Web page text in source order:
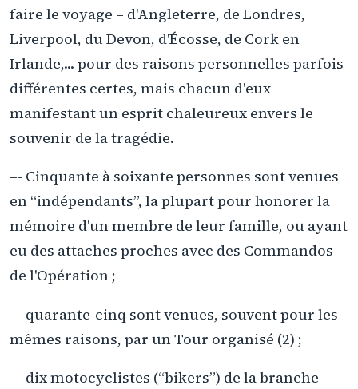
faire le voyage – d'Angleterre, de Londres,
Liverpool, du Devon, d'Écosse, de Cork en
Irlande,... pour des raisons personnelles parfois
différentes certes, mais chacun d'eux
manifestant un esprit chaleureux envers le
souvenir de la tragédie.
–- Cinquante à soixante personnes sont venues
en “indépendants”, la plupart pour honorer la
mémoire d'un membre de leur famille, ou ayant
eu des attaches proches avec des Commandos
de l'Opération ;
–- quarante-cinq sont venues, souvent pour les
mêmes raisons, par un Tour organisé (2) ;
–- dix motocyclistes (“bikers”) de la branche